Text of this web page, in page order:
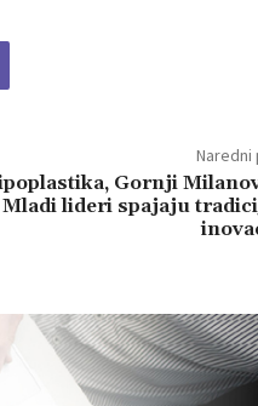
Naredni
Gornji
Mladi lideri spajaju